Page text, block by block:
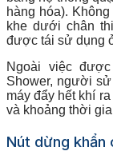
hàng hóa).
khe dưới chân
được tái sử dụng
Ngoài việc
Shower, người
máy đẩy hết khí
và khoảng thời
Nút dừng khẩn